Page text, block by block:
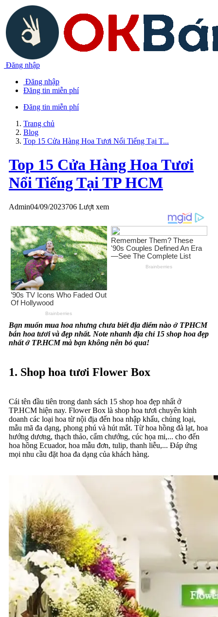
Đăng nhập
Đăng nhập
Đăng tin miễn phí
Đăng tin miễn phí
Trang chủ
Blog
Top 15 Cửa Hàng Hoa Tươi Nổi Tiếng Tại T...
Top 15 Cửa Hàng Hoa Tươi
Nổi Tiếng Tại TP HCM
Admin04/09/2023706 Lượt xem
Bạn muốn mua hoa nhưng chưa biết địa điểm nào ở TPHCM
bán hoa tươi và đẹp nhất. Note nhanh địa chỉ 15 shop hoa đẹp
nhất ở TP.HCM mà bạn không nên bỏ qua!
1. Shop hoa tươi Flower Box
Cái tên đầu tiên trong danh sách 15 shop hoa đẹp nhất ở
TP.HCM hiện nay. Flower Box là shop hoa tươi chuyên kinh
doanh các loại hoa từ nội địa đến hoa nhập khẩu, chủng loại,
mẫu mã đa dạng, phong phú và hút mắt. Từ hoa hồng đà lạt, hoa
hướng dương, thạch thảo, cẩm chướng, cúc họa mi,... cho đến
hoa hồng Ecuador, hoa mẫu đơn, tulip, thanh liễu,... Đáp ứng
mọi nhu cầu đặt hoa đa dạng của khách hàng.